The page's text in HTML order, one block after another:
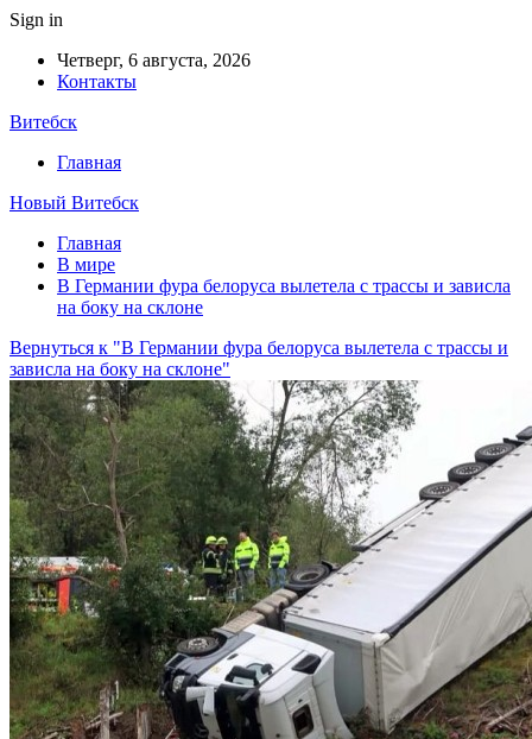
Sign in
Четверг, 6 августа, 2026
Контакты
Витебск
Главная
Новый Витебск
Главная
В мире
В Германии фура белоруса вылетела с трассы и зависла
на боку на склоне
Вернуться к "В Германии фура белоруса вылетела с трассы и
зависла на боку на склоне"